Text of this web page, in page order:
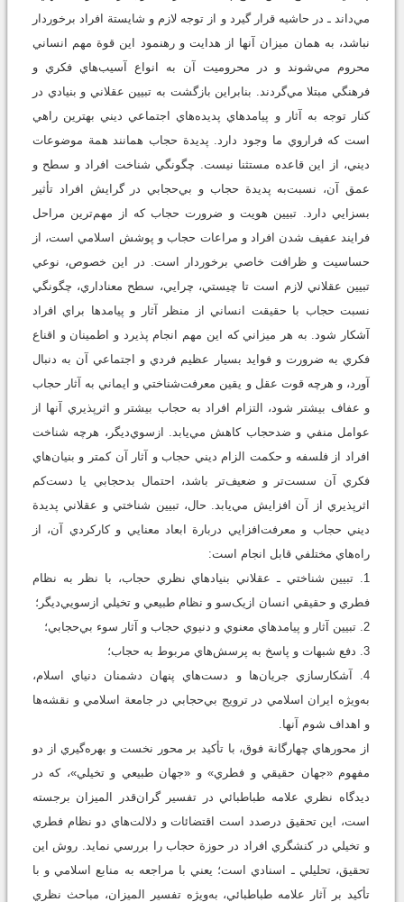
مي‌داند ـ در حاشيه قرار گيرد و از توجه لازم و شايستة افراد برخوردار
نباشد، به همان ميزان آنها از هدايت و رهنمود اين قوة مهم انساني
محروم مي‌شوند و در محروميت آن به انواع آسيب‌هاي فکري و
فرهنگي مبتلا مي‌گردند. بنابراين بازگشت به تبيين عقلاني و بنيادي در
کنار توجه به آثار و پيامدهاي پديده‌هاي اجتماعي ديني بهترين راهي
است که فراروي ما وجود دارد. پديدة حجاب همانند همة موضوعات
ديني، از اين قاعده مستثنا نيست. چگونگي شناخت افراد و سطح و
عمق آن، نسبت‌به پديدة حجاب و بي‌حجابي در گرايش افراد تأثير
بسزايي دارد. تبيين هويت و ضرورت حجاب که از مهم‌ترين مراحل
فرايند عفيف شدن افراد و مراعات حجاب و پوشش اسلامي است، از
حساسيت و ظرافت خاصي برخوردار است. در اين خصوص، نوعي
تبيين عقلاني لازم است تا چيستي، چرايي، سطح معناداري، چگونگي
نسبت حجاب با حقيقت انساني از منظر آثار و پيامدها براي افراد
آشکار شود. به هر ميزاني که اين مهم انجام پذيرد و اطمينان و اقناع
فکري به ضرورت و فوايد بسيار عظيم فردي و اجتماعي آن به دنبال
آورد، و هرچه قوت عقل و يقين معرفت‌شناختي و ايماني به آثار حجاب
و عفاف بيشتر شود، التزام افراد به حجاب بيشتر و اثرپذيري آنها از
عوامل منفي و ضدحجاب کاهش مي‌يابد. ازسوي‌ديگر، هرچه شناخت
افراد از فلسفه و حکمت الزام ديني حجاب و آثار آن کمتر و بنيان‌هاي
فکري آن سست‌تر و ضعيف‌تر باشد، احتمال بد‌حجابي يا دست‌کم
اثرپذيري از آن افزايش مي‌يابد. حال، تبيين شناختي و عقلاني پديدة
ديني حجاب و معرفت‌افزايي دربارة ابعاد معنايي و کارکردي آن، از
راه‌هاي مختلفي قابل انجام است:
1. تبيين شناختي ـ عقلاني بنيادهاي نظري حجاب، با نظر به نظام
فطري و حقيقي انسان ازيک‌سو و نظام طبيعي و تخيلي ازسويي‌ديگر؛
2. تبيين آثار و پيامدهاي معنوي و دنيوي حجاب و آثار سوء بي‌حجابي؛
3. دفع شبهات و پاسخ به پرسش‌هاي مربوط به حجاب؛
4. آشکارسازي جريان‌ها و دست‌هاي پنهان دشمنان دنياي اسلام،
به‌ويژه ايران اسلامي در ترويج بي‌حجابي در جامعة اسلامي و نقشه‌ها
و اهداف شوم آنها.
از محورهاي چهارگانة فوق، با تأکيد بر محور نخست و بهره‌گيري از دو
مفهوم «جهان حقيقي و فطري» و «جهان طبيعي و تخيلي»، که در
ديدگاه نظري علامه طباطبائي در تفسير گران‌قدر الميزان برجسته
است، اين تحقيق درصدد است اقتضائات و دلالت‌هاي دو نظام فطري
و تخيلي در کنشگري افراد در حوزة حجاب را بررسي نمايد. روش اين
تحقيق، تحليلي ـ اسنادي است؛ يعني با مراجعه به منابع اسلامي و با
تأکيد بر آثار علامه طباطبائي، به‌ويژه تفسير الميزان، مباحث نظري